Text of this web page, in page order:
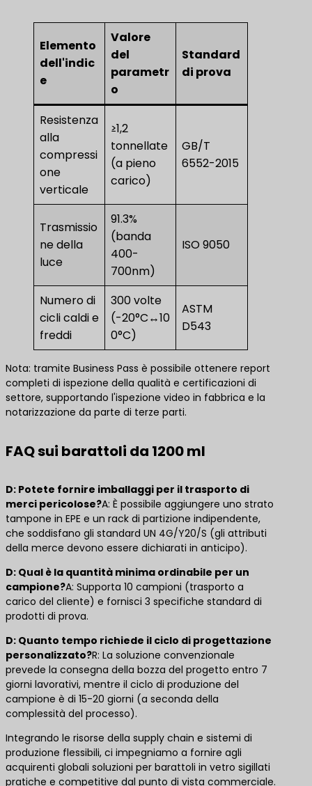
Elemento
dell'indic
e
Valore
del
parametr
o
Standard
di prova
Resistenza
alla
compressi
one
verticale
≥1,2
tonnellate
(a pieno
carico)
GB/T
6552-2015
Trasmissio
ne della
luce
91.3%
(banda
400-
700nm)
ISO 9050
Numero di
cicli caldi e
freddi
300 volte
(-20°C↔10
0°C)
ASTM
D543
Nota: tramite Business Pass è possibile ottenere report
completi di ispezione della qualità e certificazioni di
settore, supportando l'ispezione video in fabbrica e la
notarizzazione da parte di terze parti.
FAQ sui barattoli da 1200 ml
D: Potete fornire imballaggi per il trasporto di
merci pericolose?A: È possibile aggiungere uno strato
tampone in EPE e un rack di partizione indipendente,
che soddisfano gli standard UN 4G/Y20/S (gli attributi
della merce devono essere dichiarati in anticipo).
D: Qual è la quantità minima ordinabile per un
campione?A: Supporta 10 campioni (trasporto a
carico del cliente) e fornisci 3 specifiche standard di
prodotti di prova.
D: Quanto tempo richiede il ciclo di progettazione
personalizzato?R: La soluzione convenzionale
prevede la consegna della bozza del progetto entro 7
giorni lavorativi, mentre il ciclo di produzione del
campione è di 15-20 giorni (a seconda della
complessità del processo).
Integrando le risorse della supply chain e sistemi di
produzione flessibili, ci impegniamo a fornire agli
acquirenti globali soluzioni per barattoli in vetro sigillati
pratiche e competitive dal punto di vista commerciale.